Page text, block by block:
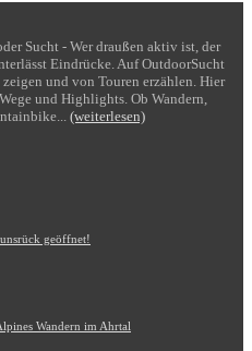
Sucht - Wer draußen aktiv ist, der
Eindrücke. Auf OutdoorSucht
und von Touren erzählen. Hier
und Highlights. Ob Wandern,
(weiterlesen)
geöffnet!
Wandern im Ahrtal